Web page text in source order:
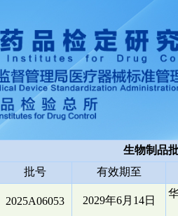
生物制品
批号 有效期至
2025A06053 2029年6月14日